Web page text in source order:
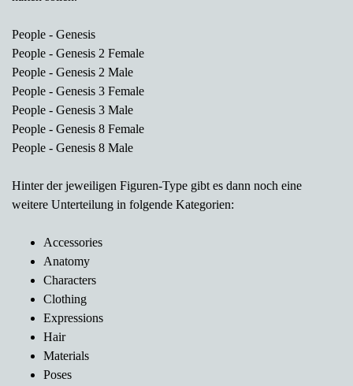
People - Genesis
People - Genesis 2 Female
People - Genesis 2 Male
People - Genesis 3 Female
People - Genesis 3 Male
People - Genesis 8 Female
People - Genesis 8 Male
Hinter der jeweiligen Figuren-Type gibt es dann noch eine
weitere Unterteilung in folgende Kategorien:
Accessories
Anatomy
Characters
Clothing
Expressions
Hair
Materials
Poses